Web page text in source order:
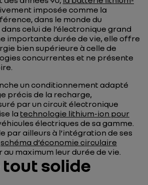
imposée comme la
dans le monde du
celui de l’électronique grand
importante durée de vie, elle offre
bien supérieure à celle de
concurrentes et ne présente
un conditionnement adapté
précis de la recharge,
par un circuit électronique
la technologie lithium-ion pour
électriques de sa gamme.
par ailleurs à l’intégration de ses
schéma d’économie circulaire
maximum leur durée de vie.
solide